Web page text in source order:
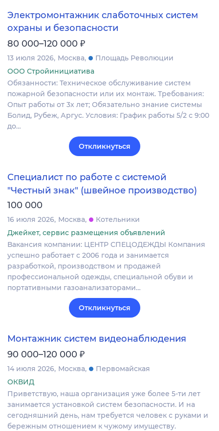
Электромонтажник слаботочных систем
охраны и безопасности
80 000–120 000 ₽
13 июля 2026 Москва
Площадь Революции
ООО Стройинициатива
Обязанности: Техническое обслуживание систем
пожарной безопасности или их монтаж. Требования:
Опыт работы от 3х лет; Обязательно знание системы
Болид, Рубеж, Аргус. Условия: График работы 5/2 с 9:00
до…
Откликнуться
Специалист по работе с системой
"Честный знак" (швейное производство)
100 000
16 июля 2026 Москва
Котельники
Джейкет, сервис размещения объявлений
Вакансия компании: ЦЕНТР СПЕЦОДЕЖДЫ Компания
успешно работает с 2006 года и занимается
разработкой, производством и продажей
профессиональной одежды, специальной обуви и
портативными газоанализаторами…
Откликнуться
Монтажник систем видеонаблюдения
90 000–120 000 ₽
14 июля 2026 Москва
Первомайская
ОКВИД
Приветствую, наша организация уже более 5-ти лет
занимается установкой систем безопасности. И на
сегодняшний день, нам требуется человек с руками и
бережным отношением к чужому имуществу.